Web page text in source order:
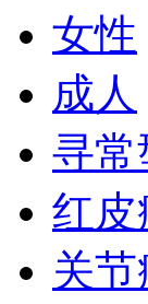
女性
成人
寻常
红皮
关节